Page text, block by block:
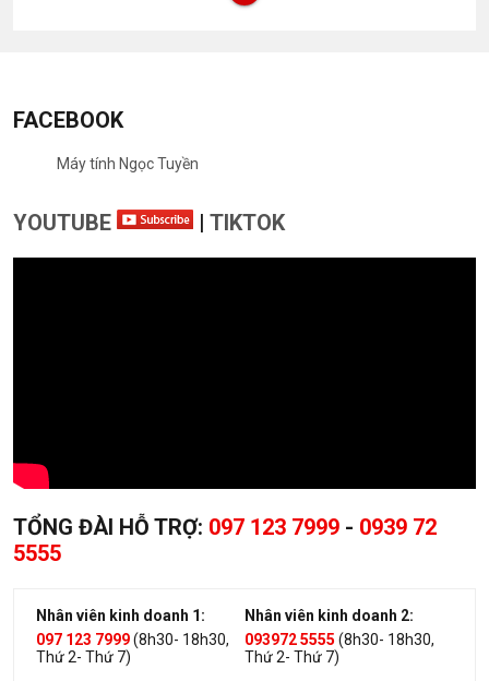
FACEBOOK
Máy tính Ngọc Tuyền
YOUTUBE | TIKTOK
TỔNG ĐÀI HỖ TRỢ: 097 123 7999 - 0939 72
5555
Nhân viên kinh doanh 1:
097 123 7999(8h30- 18h30,
Thứ 2- Thứ 7)
Nhân viên kinh doanh 2:
093972 5555 (8h30- 18h30,
Thứ 2- Thứ 7)